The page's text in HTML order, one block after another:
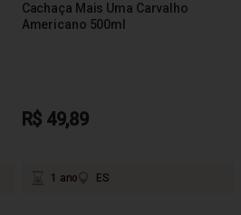
Cachaça Mais Uma Carvalho
Americano 500ml
R$ 49,89
1 ano ES